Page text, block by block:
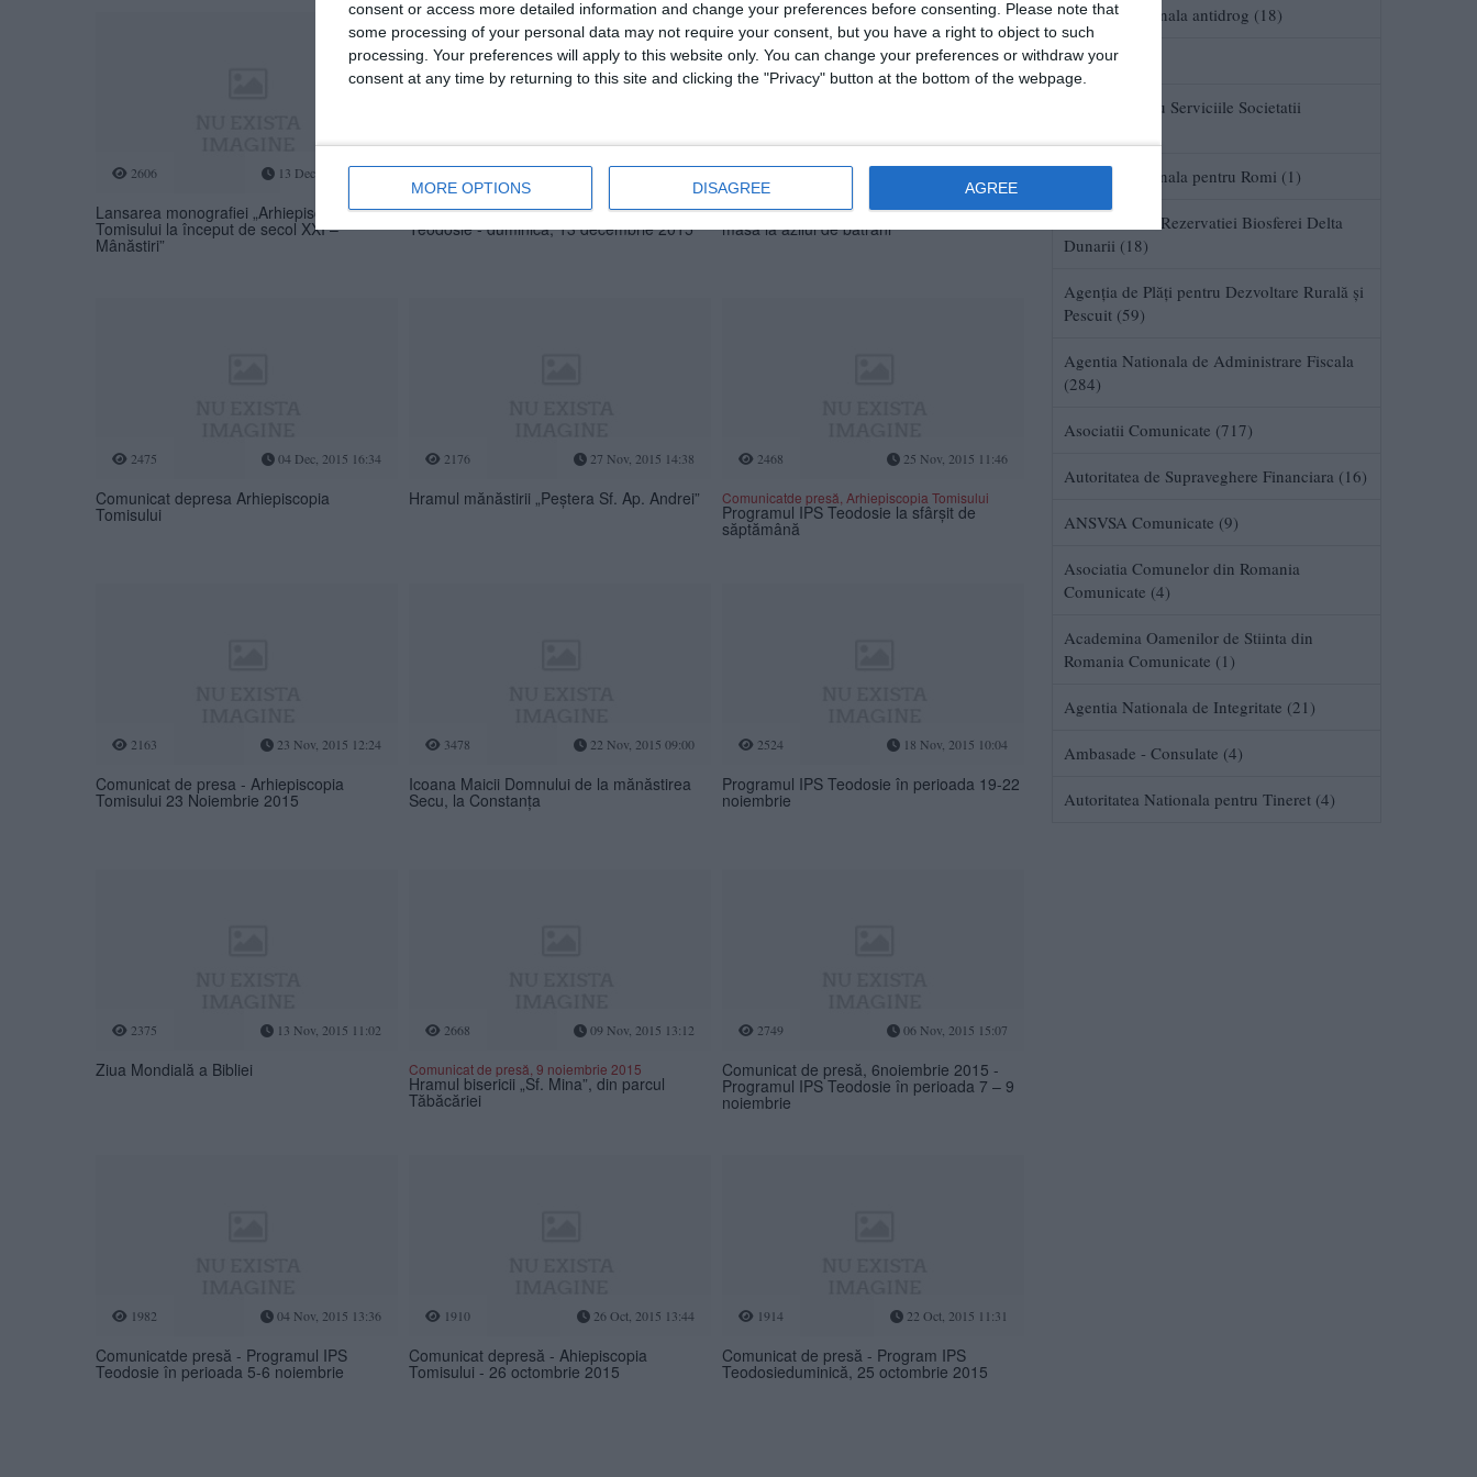
consent or access more detailed information and change your preferences before consenting.
Please note that
some processing of your personal data may not require your consent, but you have a right to object to such
processing. Your preferences will apply to this website only. You can change your preferences or withdraw your
consent at any time by returning to this site and clicking the "Privacy" button at the bottom of the webpage.
MORE OPTIONS DISAGREE AGREE
Agentia Nationala antidrog (18)
Agentii (134)
Agentia pentru Serviciile Societatii
Agentia Nationala pentru Romi (1)
Administratia Rezervatiei Biosferei Delta
Dunarii (18)
Agenţia de Plăţi pentru Dezvoltare Rurală şi
Pescuit (59)
Agentia Nationala de Administrare Fiscala
(284)
Asociatii Comunicate (717)
Autoritatea de Supraveghere Financiara (16)
ANSVSA Comunicate (9)
Asociatia Comunelor din Romania
Comunicate (4)
Academina Oamenilor de Stiinta din
Romania Comunicate (1)
Agentia Nationala de Integritate (21)
Ambasade - Consulate (4)
Autoritatea Nationala pentru Tineret (4)
2606 13 Dec, 2015 11:54
Lansarea monografiei „Arhiepiscopia
Tomisului la început de secol XXI –
Mânăstiri”
2260 11 Dec, 2015 11:51
Comunicatde presă - Programul IPS
Teodosie - duminică, 13 decembrie 2015
2152
Comunicat de presă - IPS Teodosie ia
masa la azilul de bătrâni
2475 04 Dec, 2015 16:34
Comunicat depresa Arhiepiscopia
Tomisului
2176 27 Nov, 2015 14:38
Hramul mănăstirii „Peștera Sf. Ap. Andrei”
2468 25 Nov, 2015 11:46
Comunicatde presă, Arhiepiscopia Tomisului
Programul IPS Teodosie la sfârșit de
săptămână
2163 23 Nov, 2015 12:24
Comunicat de presa - Arhiepiscopia
Tomisului 23 Noiembrie 2015
3478 22 Nov, 2015 09:00
Icoana Maicii Domnului de la mănăstirea
Secu, la Constanța
2524 18 Nov, 2015 10:04
Programul IPS Teodosie în perioada 19-22
noiembrie
2375 13 Nov, 2015 11:02
Ziua Mondială a Bibliei
2668 09 Nov, 2015 13:12
Comunicat de presă, 9 noiembrie 2015
Hramul bisericii „Sf. Mina”, din parcul
Tăbăcăriei
2749 06 Nov, 2015 15:07
Comunicat de presă, 6noiembrie 2015 -
Programul IPS Teodosie în perioada 7 – 9
noiembrie
1982 04 Nov, 2015 13:36
Comunicatde presă - Programul IPS
Teodosie în perioada 5-6 noiembrie
1910 26 Oct, 2015 13:44
Comunicat depresă - Ahiepiscopia
Tomisului - 26 octombrie 2015
1914 22 Oct, 2015 11:31
Comunicat de presă - Program IPS
Teodosieduminică, 25 octombrie 2015